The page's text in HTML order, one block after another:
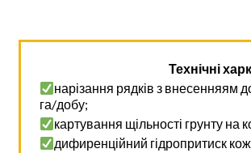
Технічні
нарізання рядків з внесенняям
га/добу;
картування щільності грунту на
дифиренційний гідропритиск